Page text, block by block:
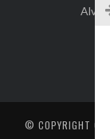
© COPYRIGHT